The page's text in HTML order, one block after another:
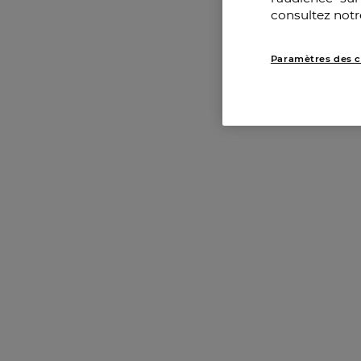
consultez
Paramètres des